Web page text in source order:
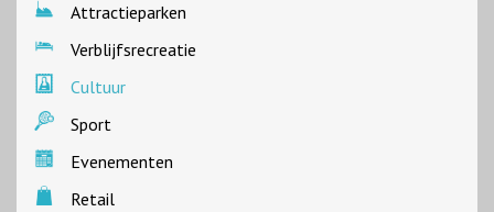
Attractieparken
Verblijfsrecreatie
Cultuur
Sport
Evenementen
Retail